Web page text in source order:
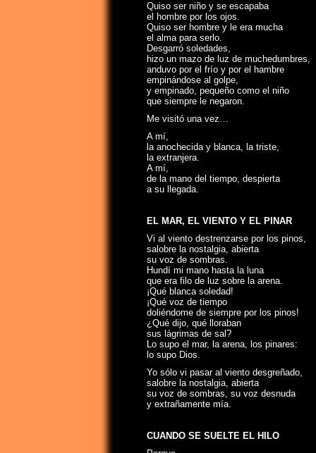
Quiso ser niño y se escapaba
el hombre por los ojos.
Quiso ser hombre y le era mucha
el alma para serlo.
Desgarró soledades,
hizo un mazo de luz de muchedumbres,
anduvo por el frío y por el hambre
empinándose al golpe,
y empinado, pequeño como el niño
que siempre le negaron.
Me visitó una vez…
A mí,
la anochecida y blanca, la triste,
la extranjera.
A mí,
de la mano del tiempo, despierta
a su llegada.
EL MAR, EL VIENTO Y EL PINAR
Vi al viento destrenzarse por los pinos,
salobre la nostalgia, abierta
su voz de sombras.
Hundí mi mano hasta la luna
que era filo de luz sobre la arena.
¡Qué blanca soledad!
¡Qué voz de tiempo
doliéndome de siempre por los pinos!
¿Qué dijo, qué lloraban
sus lágrimas de sal?
Lo supo el mar, la arena, los pinares:
lo supo Dios.
Yo sólo vi pasar al viento desgreñado,
salobre la nostalgia, abierta
su voz de sombras, su voz desnuda
y extrañamente mía.
CUANDO SE SUELTE EL HILO